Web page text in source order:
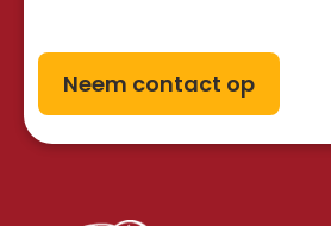
Neem contact op